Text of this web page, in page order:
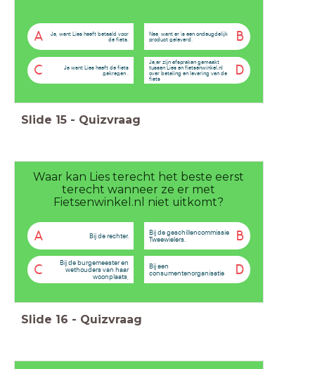
A
Ja, want Lies heeft betaald voor
de fiets.
B
Nee, want er is een ondeugdelijk
product geleverd.
C
Ja want Lies heeft de fiets
gekregen .
D
Ja,er zijn afspraken gemaakt
tussen Lies en fietsenwinkel.nl
over betaling en levering van de
fiets
Slide 15 - Quizvraag
Waar kan Lies terecht het beste eerst
terecht wanneer ze er met
Fietsenwinkel.nl niet uitkomt?
A Bij de rechter. B
Bij de geschillencommissie
Tweewielers.
C
Bij de burgemeester en
wethouders van haar
woonplaats,
D
Bij een
consumentenorganisatie
Slide 16 - Quizvraag